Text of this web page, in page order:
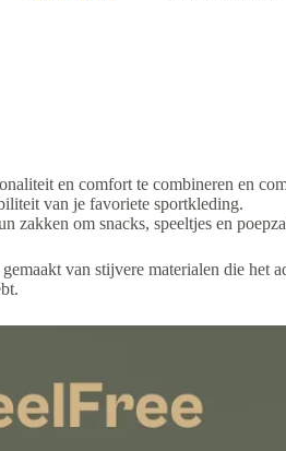
en comfort te combineren en
van je favoriete sportkleding.
zakken om snacks, speeltjes en
van stijvere materialen die het